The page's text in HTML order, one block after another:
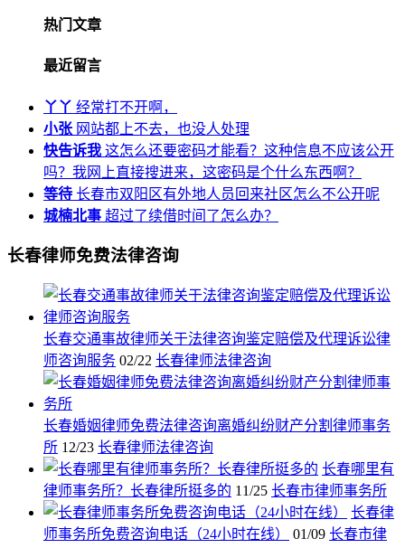
热门文章
最近留言
丫丫 经常打不开啊，
小张 网站都上不去，也没人处理
快告诉我 这怎么还要密码才能看？这种信息不应该公开
吗？我网上直接搜进来，这密码是个什么东西啊？
等待 长春市双阳区有外地人员回来社区怎么不公开呢
城楠北事 超过了续借时间了怎么办？
长春律师免费法律咨询
长春交通事故律师关于法律咨询鉴定赔偿及代理诉讼律
师咨询服务 02/22 长春律师法律咨询
长春婚姻律师免费法律咨询离婚纠纷财产分割律师事务
所 12/23 长春律师法律咨询
长春哪里有
律师事务所？长春律所挺多的 11/25 长春市律师事务所
长春律
师事务所免费咨询电话（24小时在线）
01/09 长春市律